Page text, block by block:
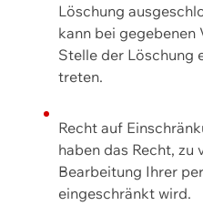
Löschung
kann bei gegebenen
Stelle der Löschung
treten.
Recht auf
haben das Recht, zu
Bearbeitung Ihrer
eingeschränkt wird.